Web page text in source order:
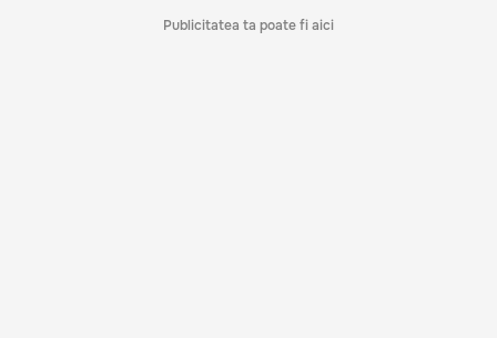
Publicitatea ta poate fi aici